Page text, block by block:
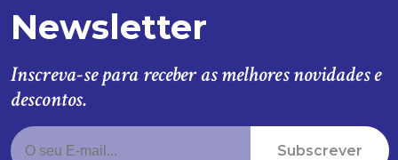
Newsletter
Inscreva-se para receber as melhores novidades e
descontos.
Subscrever